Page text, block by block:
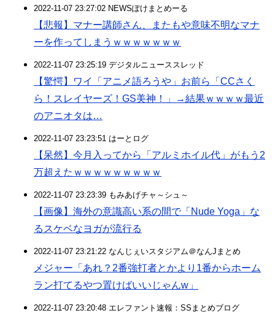
2022-11-07 23:27:02 NEWSぽけまとめーる
【悲報】マナー講師さん、またもや意味不明なマナ
ーを作ってしまうｗｗｗｗｗｗｗ
2022-11-07 23:25:19 デジタルニューススレッド
【驚愕】ワイ「アニメ語ろうや」お前ら「CCさく
ら！スレイヤーズ！GS美神！」→結果ｗｗｗｗ最近
のアニオタは…
2022-11-07 23:23:51 はーとログ
【呆然】今月入ってから「アルミホイル代」がもう2
万超えたｗｗｗｗｗｗｗｗｗ
2022-11-07 23:23:39 もみあげチャ～シュ～
【画像】海外の意識高い系の間で「Nude Yoga」な
るスケベなヨガが流行る
2022-11-07 23:21:22 なんじぇいスタジアム＠なんJまとめ
メジャー「あれ？2番強打者とかより1番からホーム
ラン打てるやつ置けばいいじゃんw」
2022-11-07 23:20:48 エレファント速報：SSまとめブログ